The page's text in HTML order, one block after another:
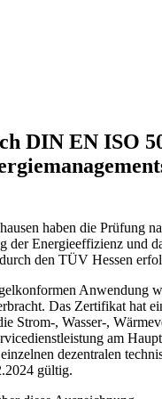
DIN EN ISO
haben die Prüfung
der Energieeffizienz und
den TÜV Hessen
Anwendung
Das Zertifikat hat
Strom-, Wasser-,
am
dezentralen
gültig.